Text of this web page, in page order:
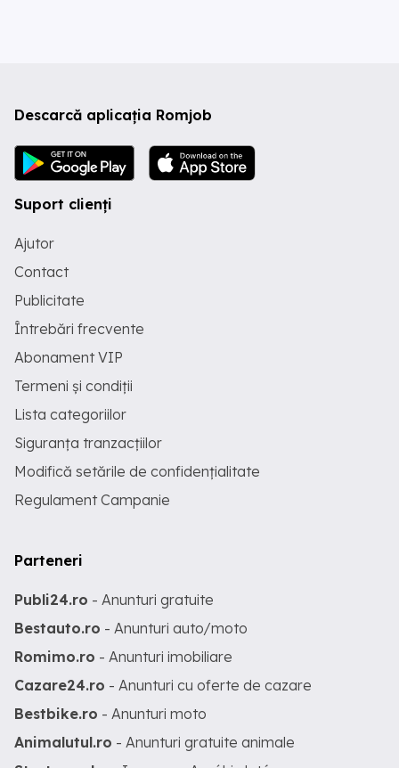
Descarcă aplicația Romjob
Suport clienți
Ajutor
Contact
Publicitate
Întrebări frecvente
Abonament VIP
Termeni și condiții
Lista categoriilor
Siguranța tranzacțiilor
Modifică setările de confidențialitate
Regulament Campanie
Parteneri
Publi24.ro - Anunturi gratuite
Bestauto.ro - Anunturi auto/moto
Romimo.ro - Anunturi imobiliare
Cazare24.ro - Anunturi cu oferte de cazare
Bestbike.ro - Anunturi moto
Animalutul.ro - Anunturi gratuite animale